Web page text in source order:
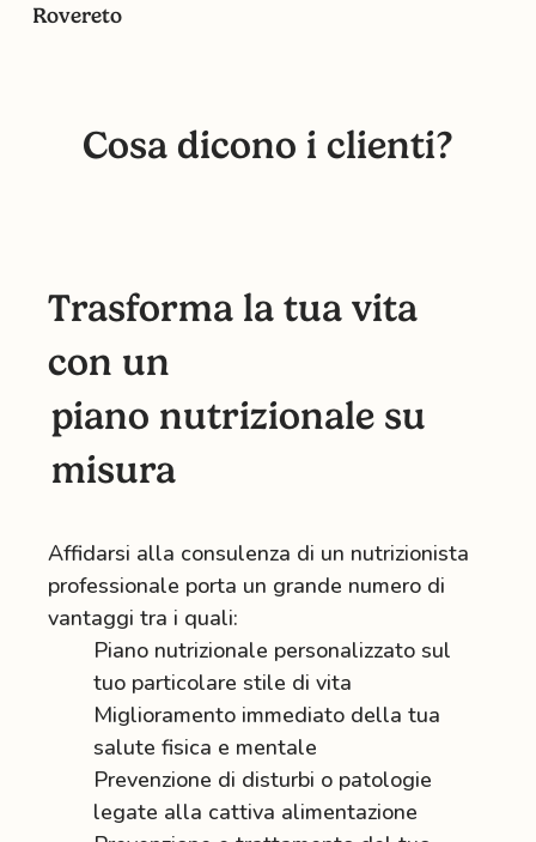
Rovereto
Cosa dicono i clienti?
Trasforma la tua vita
con un
piano nutrizionale su
misura
Affidarsi alla consulenza di un nutrizionista
professionale porta un grande numero di
vantaggi tra i quali:
Piano nutrizionale personalizzato sul
tuo particolare stile di vita
Miglioramento immediato della tua
salute fisica e mentale
Prevenzione di disturbi o patologie
legate alla cattiva alimentazione